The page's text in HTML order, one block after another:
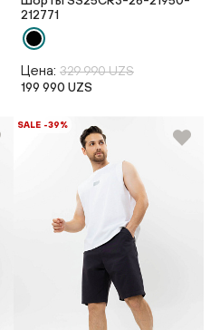
212771
Цена: 329 990 UZS
199 990 UZS
SALE -39%